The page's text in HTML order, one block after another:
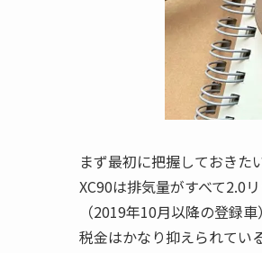
まず最初に把握しておきた
XC90は排気量がすべて2.0
（2019年10月以降の登録
税金はかなり抑えられてい